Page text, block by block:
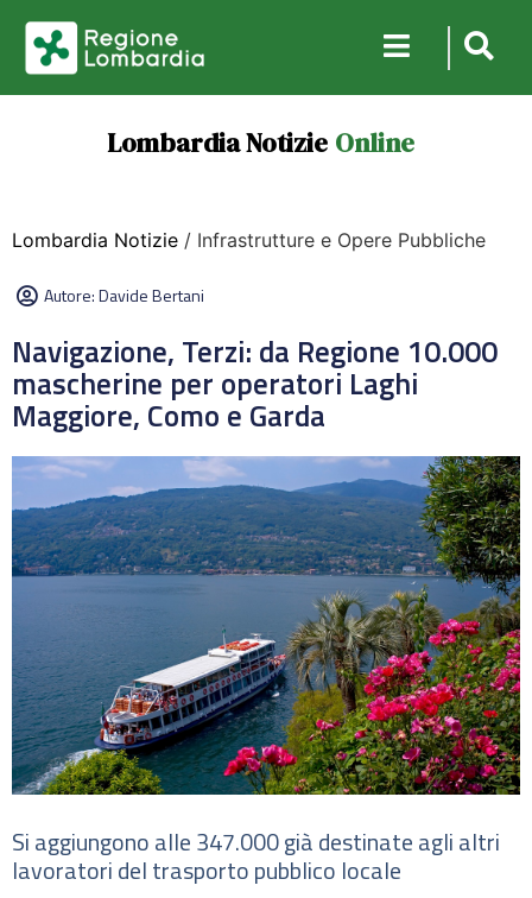
Lombardia Notizie Online
Lombardia Notizie / Infrastrutture e Opere Pubbliche
Autore:Davide Bertani
Navigazione, Terzi: da Regione 10.000
mascherine per operatori Laghi
Maggiore, Como e Garda
Si aggiungono alle 347.000 già destinate agli altri
lavoratori del trasporto pubblico locale